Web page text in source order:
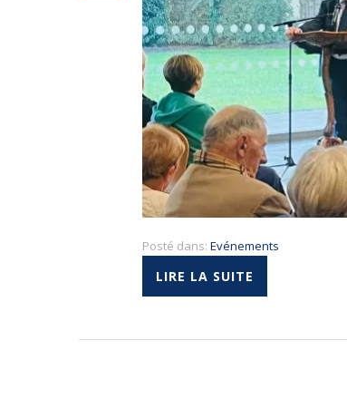
Posté dans: Evénements
LIRE LA SUITE